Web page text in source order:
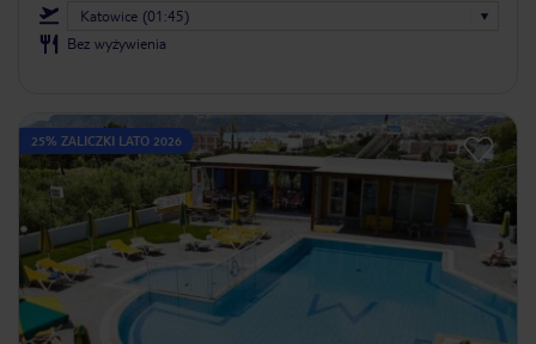
Katowice (01:45)
Bez wyżywienia
25% ZALICZKI LATO 2026